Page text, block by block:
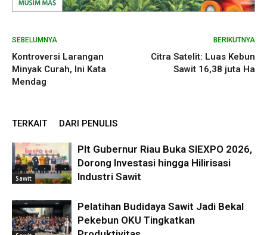
SEBELUMNYA
Kontroversi Larangan
Minyak Curah, Ini Kata
Mendag
BERIKUTNYA
Citra Satelit: Luas Kebun
Sawit 16,38 juta Ha
TERKAIT DARI PENULIS
Sawit
Plt Gubernur Riau Buka SIEXPO 2026,
Dorong Investasi hingga Hilirisasi
Industri Sawit
Pelatihan Budidaya Sawit Jadi Bekal
Pekebun OKU Tingkatkan